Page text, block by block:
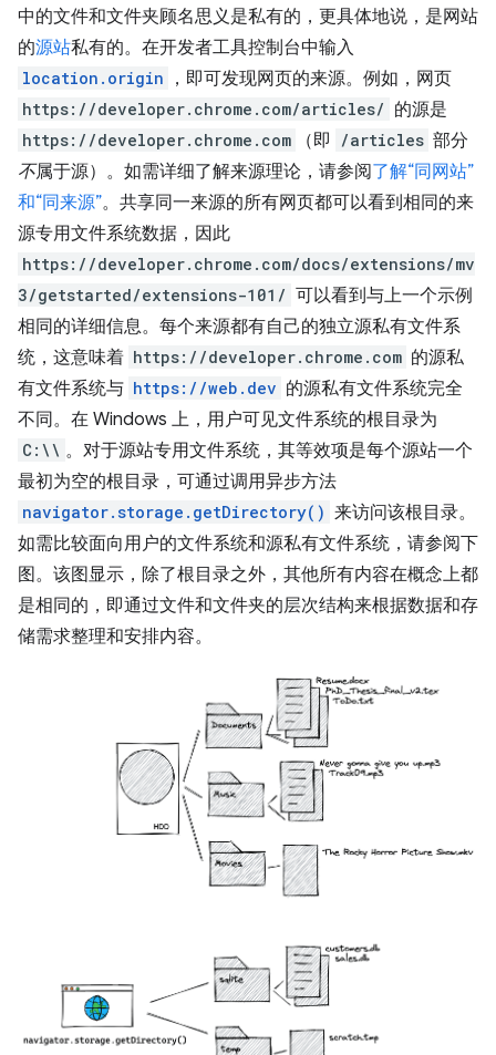
中的文件和文件夹顾名思义是私有的，更具体地说，是网站
的源站私有的。在开发者工具控制台中输入
location.origin ，即可发现网页的来源。例如，网页
https://developer.chrome.com/articles/ 的源是
https://developer.chrome.com （即 /articles 部分
不属于源）。如需详细了解来源理论，请参阅了解“同网站”
和“同来源”。共享同一来源的所有网页都可以看到相同的来
源专用文件系统数据，因此
https://developer.chrome.com/docs/extensions/mv
3/getstarted/extensions-101/ 可以看到与上一个示例
相同的详细信息。每个来源都有自己的独立源私有文件系
统，这意味着 https://developer.chrome.com 的源私
有文件系统与 https://web.dev 的源私有文件系统完全
不同。在 Windows 上，用户可见文件系统的根目录为
C:\\ 。对于源站专用文件系统，其等效项是每个源站一个
最初为空的根目录，可通过调用异步方法
navigator.storage.getDirectory() 来访问该根目录。
如需比较面向用户的文件系统和源私有文件系统，请参阅下
图。该图显示，除了根目录之外，其他所有内容在概念上都
是相同的，即通过文件和文件夹的层次结构来根据数据和存
储需求整理和安排内容。